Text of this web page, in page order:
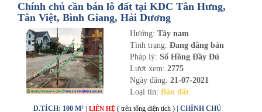
Chính chủ cần bán lô đất tại KDC Tân Hưng,
Tân Việt, Bình Giang, Hải Dương
Hướng: Tây nam
Tình trạng: Đang đăng bán
Pháp lý: Sổ Hồng Đầy Đủ
Lượt xem: 2775
Ngày đăng: 21-07-2021
Loại tin: Bán đất
D.TÍCH: 100 M² | LIÊN HỆ ( trên tổng diện tích ) | CHÍNH CHỦ